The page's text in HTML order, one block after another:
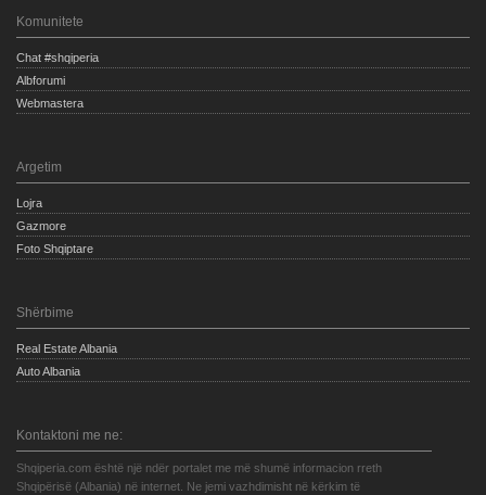
Komunitete
Chat #shqiperia
Albforumi
Webmastera
Argetim
Lojra
Gazmore
Foto Shqiptare
Shërbime
Real Estate Albania
Auto Albania
Kontaktoni me ne:
Shqiperia.com është një ndër portalet me më shumë informacion rreth
Shqipërisë (Albania) në internet. Ne jemi vazhdimisht në kërkim të